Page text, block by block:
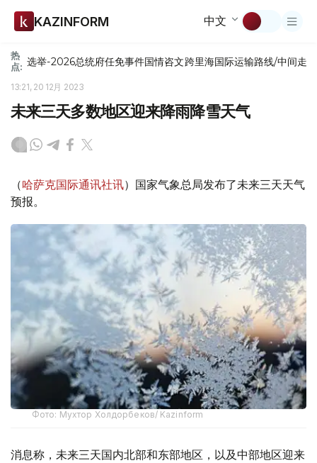
KAZINFORM 中文
热
点: 选举-2026总统府任免事件国情咨文跨里海国际运输路线/中间走廊
13:21, 20 12月 2023
未来三天多数地区迎来降雨降雪天气
（哈萨克国际通讯社讯）国家气象总局发布了未来三天天气
预报。
Фото: Мухтор Холдорбеков/ Kazinform
消息称，未来三天国内北部和东部地区，以及中部地区迎来